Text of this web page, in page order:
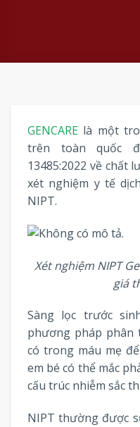
GENCARE là một
trên toàn quốc
13485:2022 về chất
xét nghiệm y tế
NIPT.
Xét nghiệm NIPT
giá
Sàng lọc trước
phương pháp phân
có trong máu mẹ
em bé có thể mắc
cấu trúc nhiễm sắc
NIPT thường được